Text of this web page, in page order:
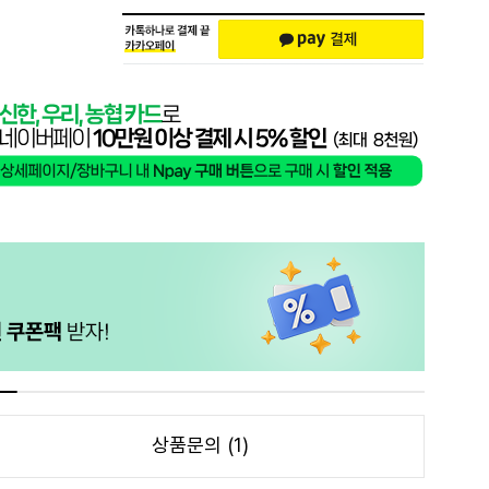
상품문의 (1)